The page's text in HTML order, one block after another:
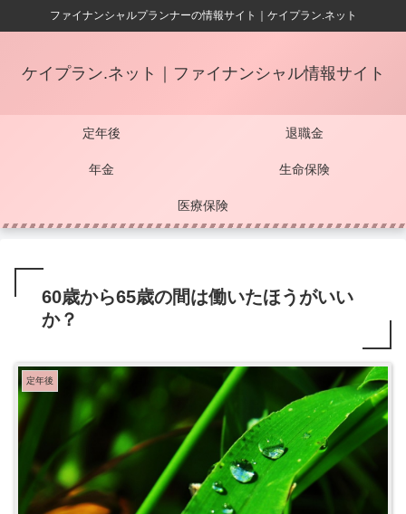
ファイナンシャルプランナーの情報サイト｜ケイプラン.ネット
ケイプラン.ネット｜ファイナンシャル情報サイト
定年後 退職金
年金 生命保険
医療保険
60歳から65歳の間は働いたほうがいい
か？
定年後